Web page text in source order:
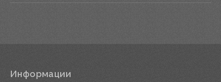
Информации